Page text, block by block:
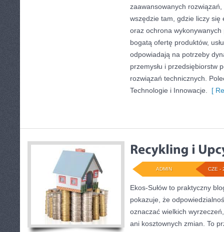
zaawansowanych
wszędzie tam, gdzie liczy się
oraz ochrona
bogatą ofertę produktów,
odpowiadają na potrzeby
przemysłu i przedsiębiorstw
rozwiązań technicznych.
Technologie i Innowacje.
[
CZE -
ADMIN
Ekos-Sułów to praktyczny
pokazuje, że
oznaczać wielkich
ani kosztownych zmian. To